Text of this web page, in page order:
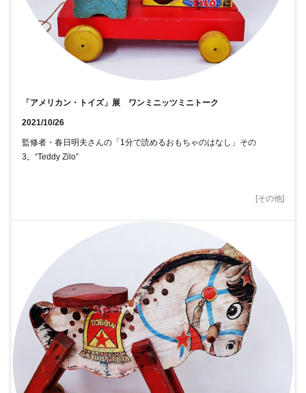
「アメリカン・トイズ」展 ワンミニッツミニトーク
2021/10/26
監修者・春日明夫さんの「1分で読めるおもちゃのはなし」その
3。“Teddy Zilo”
[その他]